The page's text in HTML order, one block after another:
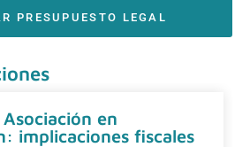
PRESUPUESTO LEGAL
en
implicaciones fiscales